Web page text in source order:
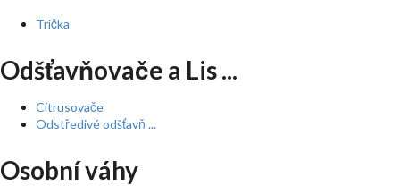
Trička
Odšťavňovače a Lis ...
Citrusovače
Odstředivé odšťavň ...
Osobní váhy